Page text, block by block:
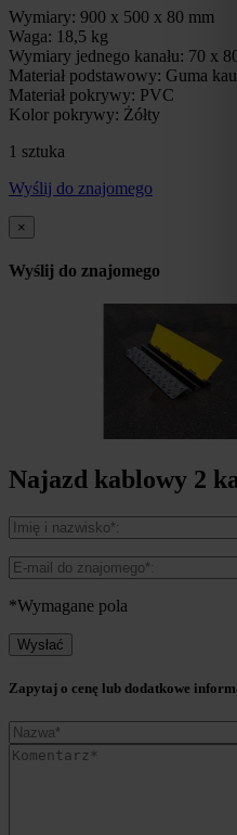
Wymiary: 900 x 500 x 80 mm
Waga: 18,5 kg
Wymiary jednego kanału: 70 x 80
Materiał podstawowy: Guma
Materiał pokrywy: PVC
Kolor pokrywy: Żółty
1 sztuka
Wyślij do znajomego
×
Wyślij do znajomego
Najazd kablowy 2
*Wymagane pola
Zapytaj o cenę lub dodatkowe